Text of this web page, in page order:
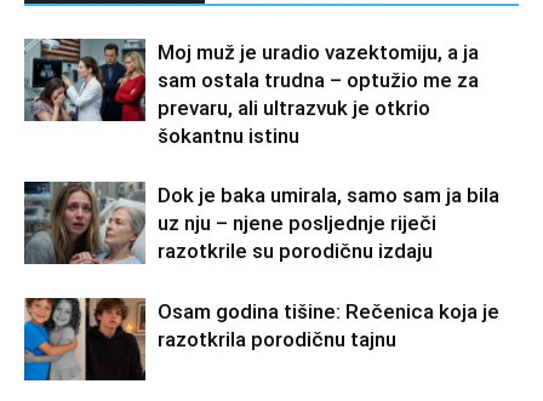
Moj muž je uradio vazektomiju, a ja
sam ostala trudna – optužio me za
prevaru, ali ultrazvuk je otkrio
šokantnu istinu
Dok je baka umirala, samo sam ja bila
uz nju – njene posljednje riječi
razotkrile su porodičnu izdaju
Osam godina tišine: Rečenica koja je
razotkrila porodičnu tajnu